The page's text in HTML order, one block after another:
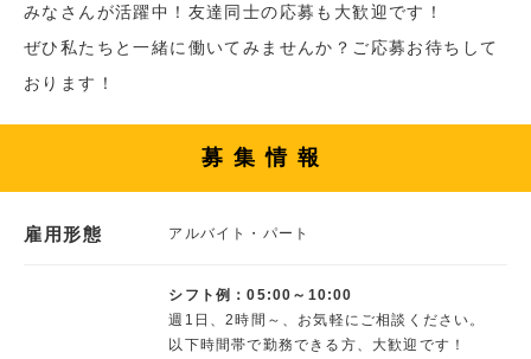
みなさんが活躍中！友達同士の応募も大歓迎です！
ぜひ私たちと一緒に働いてみませんか？ご応募お待ちして
おります！
募集情報
雇用形態 アルバイト・パート
シフト例：05:00～10:00
週1日、2時間～、お気軽にご相談ください。
以下時間帯で勤務できる方、大歓迎です！